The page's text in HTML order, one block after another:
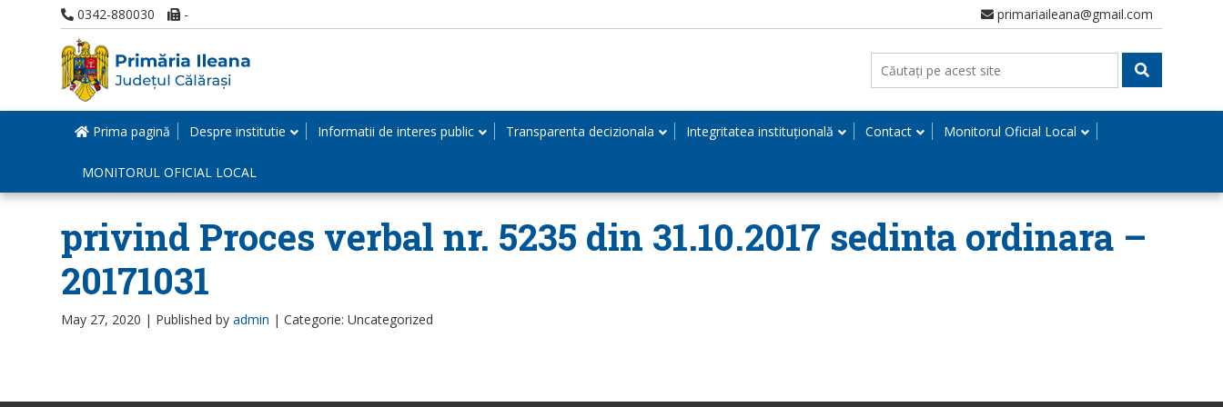
0342-880030 - primariaileana@gmail.com
Prima pagină Despre institutie Informatii de interes public Transparenta decizionala Integritatea instituțională Contact Monitorul Oficial Local
MONITORUL OFICIAL LOCAL
privind Proces verbal nr. 5235 din 31.10.2017 sedinta ordinara –
20171031
May 27, 2020 | Published by admin | Categorie: Uncategorized